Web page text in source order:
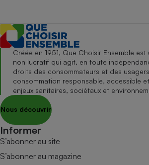
Créée en 1951, Que Choisir Ensemble
non lucratif qui agit, en toute
droits des consommateurs et des
consommation responsable, accessible
enjeux sanitaires, sociétaux et
Nous découvrir
Informer
S’abonner au site
S’abonner au magazine